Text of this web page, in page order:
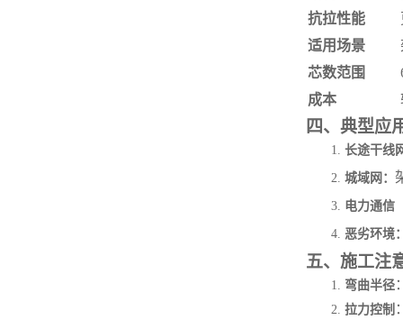
抗拉性能
适用场景
芯数范围
成本
四、典型应
1. 长途干线
2. 城域网 ：
3. 电力通信
4. 恶劣环境
五、施工注
1. 弯曲半径
2. 拉力控制